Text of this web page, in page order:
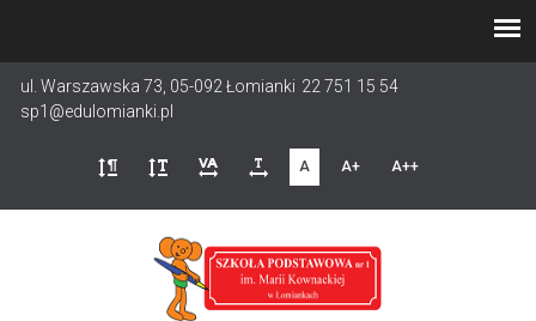
treści
ul. Warszawska 73, 05-092 Łomianki 22 751 15 54
sp1@edulomianki.pl
A A+ A++